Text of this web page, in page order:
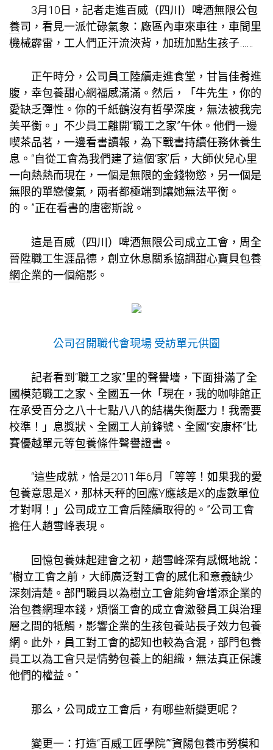
3月10日，記者走進百威（四川）啤酒無限公包
養司，看見一派忙碌氣象：廠區內車來車往，車間里
機械霹雷，工人們正汗流浹背，加班加點生孩子……
正午時分，公司員工陸續走進食堂，甘旨佳肴進
腹，幸包養甜心網福感滿滿。然后，「牛先生，你的
愛缺乏彈性。你的千紙鶴沒有哲學深度，無法被我完
美平衡。」不少員工離開“職工之家”午休。他們一邊
喫茶品茗，一邊看書讀報，為下戰書持續任務休養生
息。“自從工會為我們建了這個‘家’后，大師伙兒心里
一向熱熱而現在，一個是無限的金錢物慾，另一個是
無限的單戀傻氣，兩者都極端到讓她無法平衡。
的。”正在看書的唐密斯說。
這是百威（四川）啤酒無限公司成立工會，周全
晉陞職工生涯品德，創立休息關系協調甜心寶貝包養
網企業的一個縮影。
公司召開職代會現場 受訪單元供圖
記者看到“職工之家”里的聲譽墻，下面掛滿了全
國模范職工之家、全國五一休「現在，我的咖啡館正
在承受百分之八十七點八八的結構失衡壓力！我需要
校準！」息獎狀、全國工人前鋒號、全國“安康杯”比
賽優越單元等包養條件聲譽證書。
“這些成就，恰是2011年6月「等等！如果我的愛
包養意思是X，那林天秤的回應Y應該是X的虛數單位
才對啊！」公司成立工會后陸續取得的。”公司工會
擔任人趙雪峰表現。
回憶包養妹起建會之初，趙雪峰深有感慨地說：
“樹立工會之前，大師廣泛對工會的感化和意義缺少
深刻清楚。部門職員以為樹立工會能夠會增添企業的
治包養網理本錢，煩惱工會的成立會激發員工與治理
層之間的牴觸，影響企業的生孩包養站長子效力包養
網 。此外，員工對工會的認知也較為含混，部門包養
員工以為工會只是情勢包養 上的組織，無法真正保護
他們的權益。”
那么，公司成立工會后，有哪些新變更呢？
變更一：打造“百威工匠學院”“資陽包養市勞模和